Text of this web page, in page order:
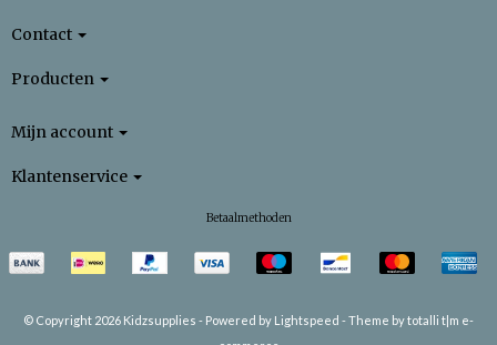
Contact
Producten
Mijn account
Klantenservice
Betaalmethoden
© Copyright 2026 Kidzsupplies - Powered by Lightspeed -Theme by totalli t|m e-